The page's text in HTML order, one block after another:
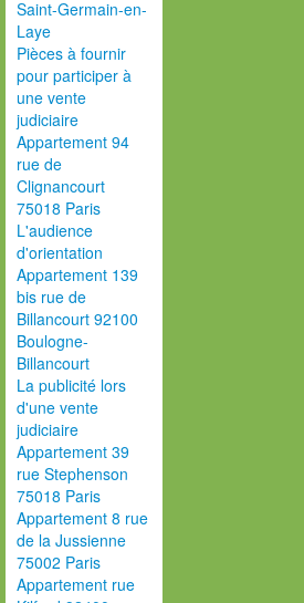
Saint-Germain-en-
Laye
Pièces à fournir
pour participer à
une vente
judiciaire
Appartement 94
rue de
Clignancourt
75018 Paris
L'audience
d'orientation
Appartement 139
bis rue de
Billancourt 92100
Boulogne-
Billancourt
La publicité lors
d'une vente
judiciaire
Appartement 39
rue Stephenson
75018 Paris
Appartement 8 rue
de la Jussienne
75002 Paris
Appartement rue